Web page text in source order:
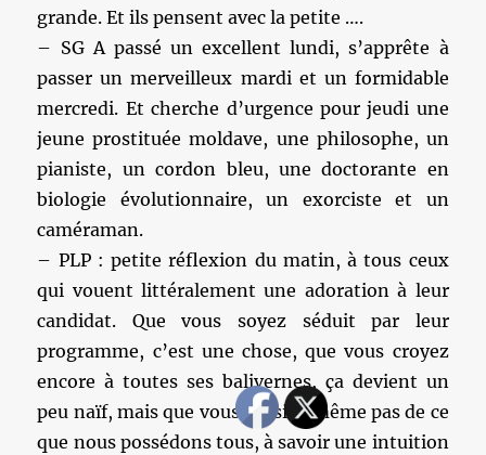
grande. Et ils pensent avec la petite ….
– SG A passé un excellent lundi, s’apprête à
passer un merveilleux mardi et un formidable
mercredi. Et cherche d’urgence pour jeudi une
jeune prostituée moldave, une philosophe, un
pianiste, un cordon bleu, une doctorante en
biologie évolutionnaire, un exorciste et un
caméraman.
– PLP : petite réflexion du matin, à tous ceux
qui vouent littéralement une adoration à leur
candidat. Que vous soyez séduit par leur
programme, c’est une chose, que vous croyez
encore à toutes ses balivernes, ça devient un
peu naïf, mais que vous n’usiez même pas de ce
que nous possédons tous, à savoir une intuition